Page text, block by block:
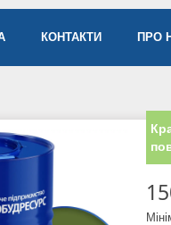
КОНТАКТИ ПРО